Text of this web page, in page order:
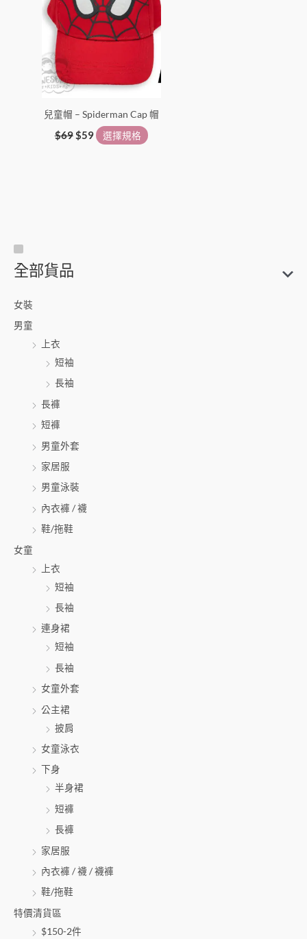
全部貨品
女裝
男童
上衣
短袖
長袖
長褲
短褲
男童外套
家居服
男童泳裝
內衣褲 / 襪
鞋/拖鞋
女童
上衣
短袖
長袖
連身裙
短袖
長袖
女童外套
公主裙
披肩
女童泳衣
下身
半身裙
短褲
長褲
家居服
內衣褲 / 襪 / 襪褲
鞋/拖鞋
特價清貨區
$150-2件
尺
寸
搜
尋
鍵
字
兒童帽 – Spiderman Cap 帽
$69$59 選擇規格
擇
選
項